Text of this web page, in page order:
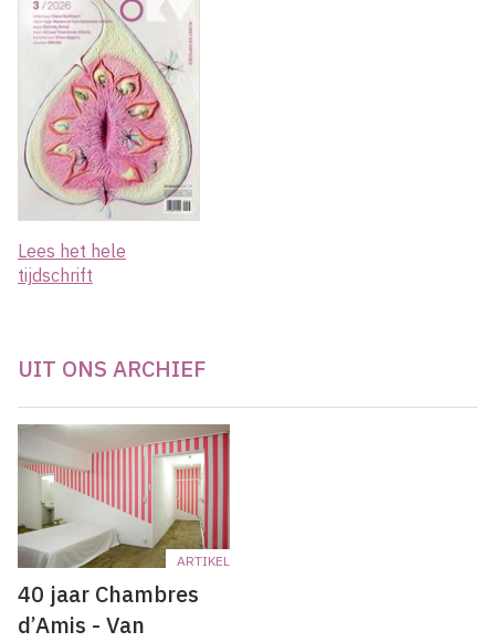
Lees het hele
tijdschrift
UIT ONS ARCHIEF
ARTIKEL
40 jaar Chambres
d’Amis - Van